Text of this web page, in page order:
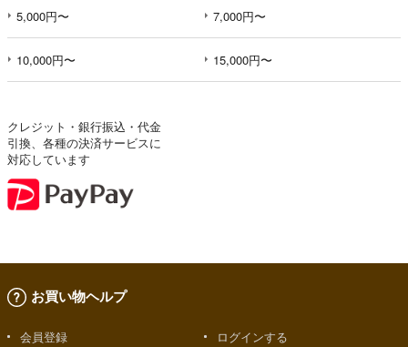
5,000円〜 7,000円〜
10,000円〜 15,000円〜
クレジット・銀行振込・代金
引換、各種の決済サービスに
対応しています
お買い物ヘルプ
会員登録 ログインする